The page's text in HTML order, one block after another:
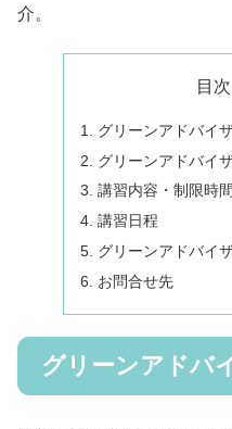
介。
目次
グリーンアドバイ
グリーンアドバイ
講習内容・制限時
講習日程
グリーンアドバイ
お問合せ先
グリーンアドバ